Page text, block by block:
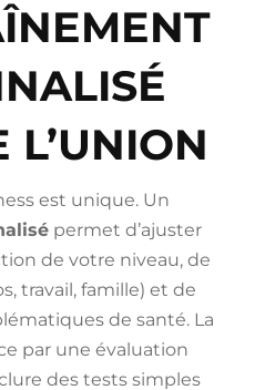
L’UNION
est unique. Un
permet d’ajuster
de votre niveau, de
travail, famille) et de
de santé. La
par une évaluation
des tests simples